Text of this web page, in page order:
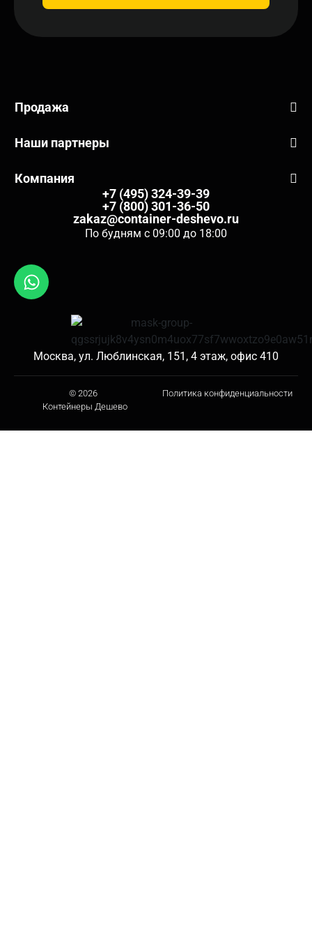
Продажа
Наши партнеры
Компания
+7 (495) 324-39-39
+7 (800) 301-36-50
zakaz@container-deshevo.ru
По будням с 09:00 до 18:00
Москва, ул. Люблинская, 151, 4 этаж, офис 410
© 2026
Контейнеры Дешево
Политика конфиденциальности